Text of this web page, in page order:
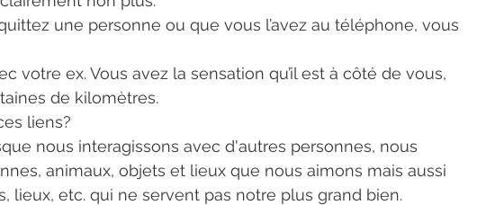
une personne ou que vous l’avez au téléphone, vous
votre ex. Vous avez la sensation qu’il est à côté de vous,
de kilomètres.
liens?
nous interagissons avec d'autres personnes, nous
animaux, objets et lieux que nous aimons mais aussi
lieux, etc. qui ne servent pas notre plus grand bien.